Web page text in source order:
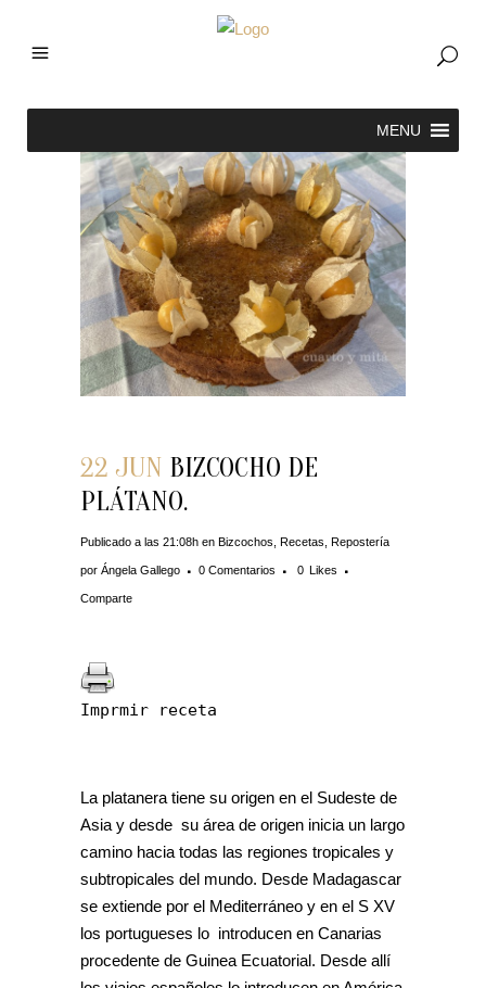
22 JUN BIZCOCHO DE
PLÁTANO.
Publicado a las 21:08h en Bizcochos Recetas Repostería
por Ángela Gallego 0 Comentarios 0 Likes
Comparte
Imprmir receta
La platanera tiene su origen en el Sudeste de
Asia y desde su área de origen inicia un largo
camino hacia todas las regiones tropicales y
subtropicales del mundo. Desde Madagascar
se extiende por el Mediterráneo y en el S XV
los portugueses lo introducen en Canarias
procedente de Guinea Ecuatorial. Desde allí